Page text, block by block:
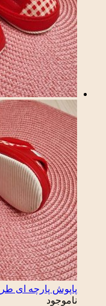
پاپوش پارچه ای
ناموجود